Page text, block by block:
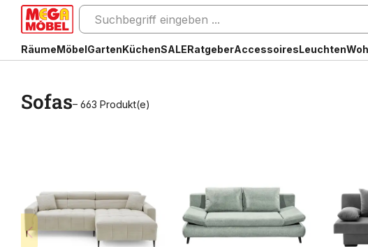
RäumeMöbelGartenKüchenSALERatgeberAccessoiresLeuchten
Sofas– 663 Produkt(e)